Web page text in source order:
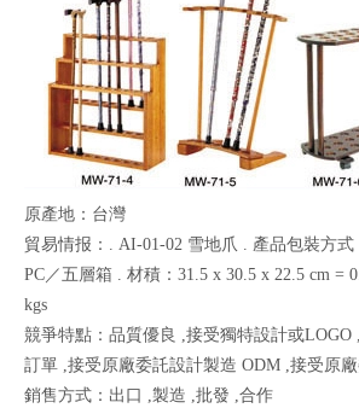
原產地：台灣
貿易情报：. AI-01-02 雪地爪 . 產品包裝方式
PC／五層箱 . 材積：31.5 x 30.5 x 22.5 cm =
kgs
競爭特點：品質優良 ,接受獨特設計或LOGO
訂單 ,接受原廠委託設計製造 ODM ,接受原
銷售方式：出口 ,製造 ,批發 ,合作